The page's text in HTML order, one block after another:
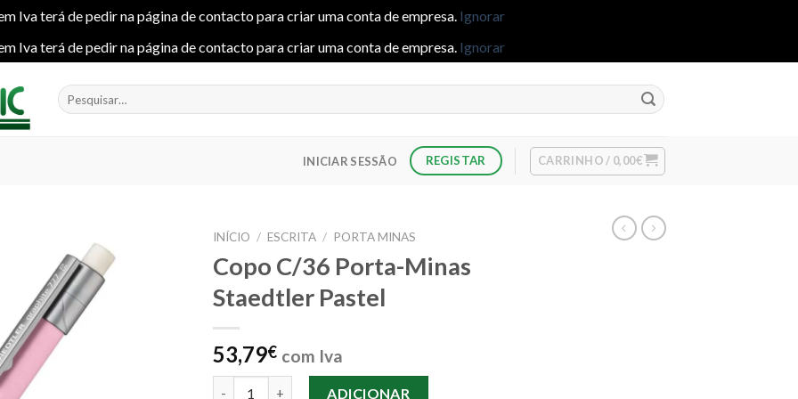
Iva terá de pedir na página de contacto para criar uma conta de empresa. Ignorar
Iva terá de pedir na página de contacto para criar uma conta de empresa. Ignorar
Pesquisar
por:
INICIAR SESSÃO REGISTAR CARRINHO / 0,00€
INÍCIO / ESCRITA / PORTA MINAS
Copo C/36 Porta-Minas
Staedtler Pastel
53,79€ com Iva
ADICIONAR